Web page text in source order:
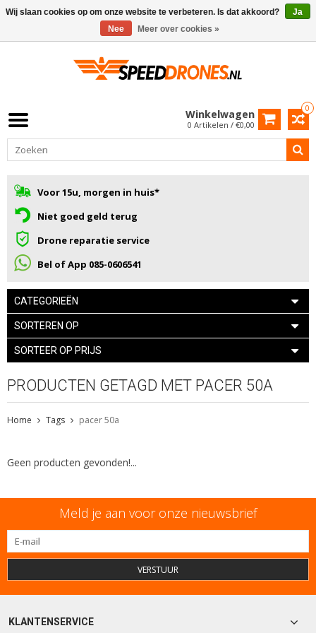
0
Winkelwagen
0 Artikelen / €0,00
Voor 15u, morgen in huis*
Niet goed geld terug
Drone reparatie service
Bel of App 085-0606541
CATEGORIEËN
SORTEREN OP
SORTEER OP PRIJS
PRODUCTEN GETAGD MET PACER 50A
Home Tags pacer 50a
Geen producten gevonden!...
Meld je aan voor onze nieuwsbrief
VERSTUUR
KLANTENSERVICE
Wij slaan cookies op om onze website te verbeteren. Is dat akkoord?
Ja
Nee
Meer over cookies »